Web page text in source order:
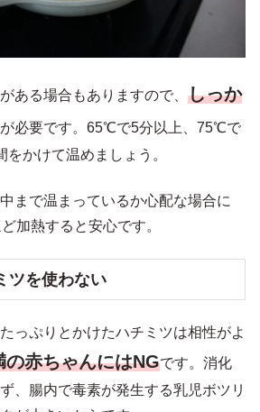
ある場合もありますので、 しっか
必要です。65℃で5分以上、75℃で
かけて温めましょう。
まで温まっているか心配な場合に
加熱すると安心です。
ツを使わない
っぷりとかけたハチミツは相性がよ
の赤ちゃんにはNGです。消化
、腸内で毒素が発生する乳児ボツリ